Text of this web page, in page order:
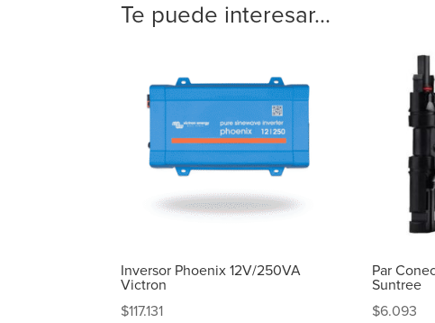
Te puede interesar...
Inversor Phoenix 12V/250VA
Victron
$117.131
Par
Suntree
$6.093